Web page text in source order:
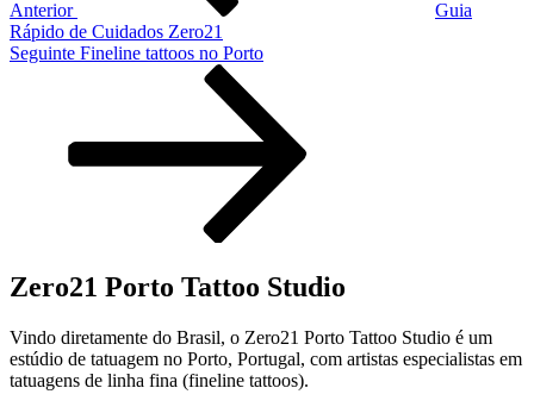
Anterior
Guia
Rápido de Cuidados Zero21
Conteúdo
Seguinte Fineline tattoos no Porto
Zero21 Porto Tattoo Studio
Vindo diretamente do Brasil, o Zero21 Porto Tattoo Studio é um
estúdio de tatuagem no Porto, Portugal, com artistas especialistas em
tatuagens de linha fina (fineline tattoos).